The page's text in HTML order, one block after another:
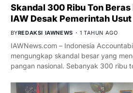
Skandal 300 Ribu Ton
IAW Desak Pemerintah
BYREDAKSI IAWNEWS 1 TAHUN AGO
IAWNews.com – Indonesia
mengungkap skandal besar yang
pangan nasional. Sebanyak 300 ribu